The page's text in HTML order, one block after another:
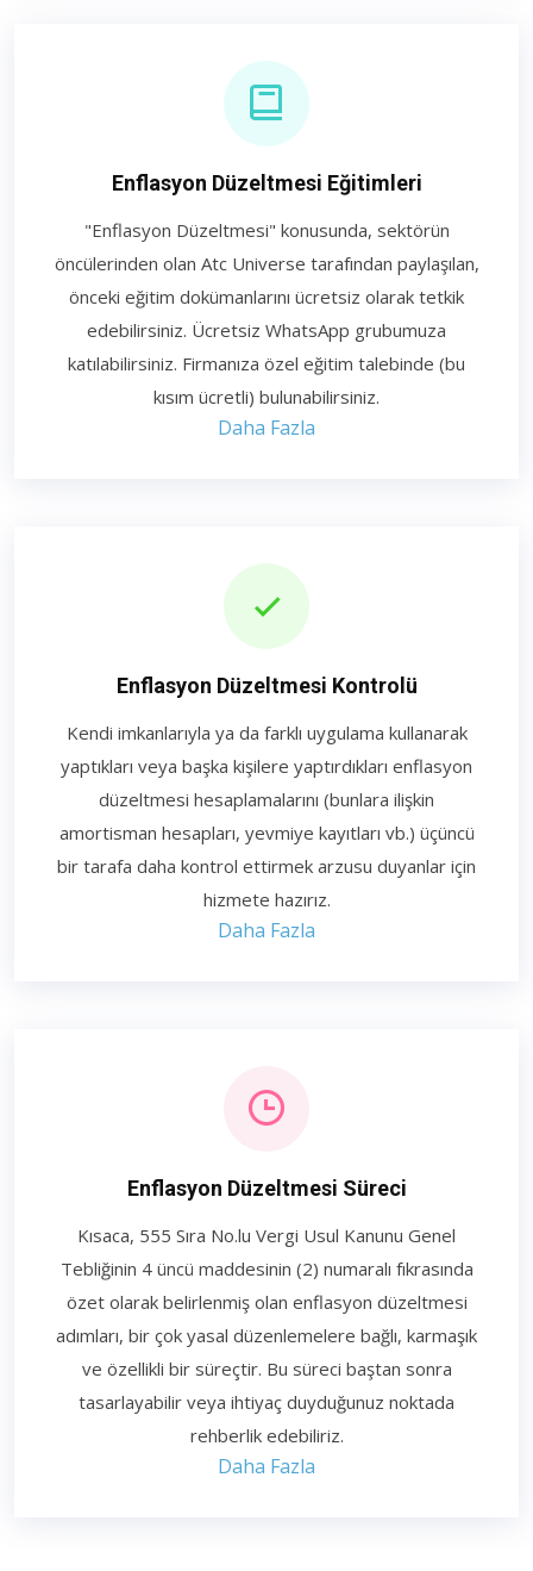
Enflasyon Düzeltmesi Eğitimleri
"Enflasyon Düzeltmesi" konusunda, sektörün
öncülerinden olan Atc Universe tarafından paylaşılan,
önceki eğitim dokümanlarını ücretsiz olarak tetkik
edebilirsiniz. Ücretsiz WhatsApp grubumuza
katılabilirsiniz. Firmanıza özel eğitim talebinde (bu
kısım ücretli) bulunabilirsiniz.
Daha Fazla
Enflasyon Düzeltmesi Kontrolü
Kendi imkanlarıyla ya da farklı uygulama kullanarak
yaptıkları veya başka kişilere yaptırdıkları enflasyon
düzeltmesi hesaplamalarını (bunlara ilişkin
amortisman hesapları, yevmiye kayıtları vb.) üçüncü
bir tarafa daha kontrol ettirmek arzusu duyanlar için
hizmete hazırız.
Daha Fazla
Enflasyon Düzeltmesi Süreci
Kısaca, 555 Sıra No.lu Vergi Usul Kanunu Genel
Tebliğinin 4 üncü maddesinin (2) numaralı fıkrasında
özet olarak belirlenmiş olan enflasyon düzeltmesi
adımları, bir çok yasal düzenlemelere bağlı, karmaşık
ve özellikli bir süreçtir. Bu süreci baştan sonra
tasarlayabilir veya ihtiyaç duyduğunuz noktada
rehberlik edebiliriz.
Daha Fazla